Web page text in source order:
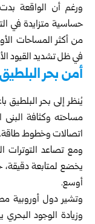
ورغم أن الواقعة
حساسية متزايدة في
من أكثر المساحات
في ظل تشديد القيود
أمن بحر البلطيق
يُنظر إلى بحر البلطيق
مساحته وكثافة البنى
اتصالات وخطوط طاقة.
ومع تصاعد التوترات
يخضع لمتابعة
أوسع.
وتشير دول أوروبية
وزيادة الوجود البحري